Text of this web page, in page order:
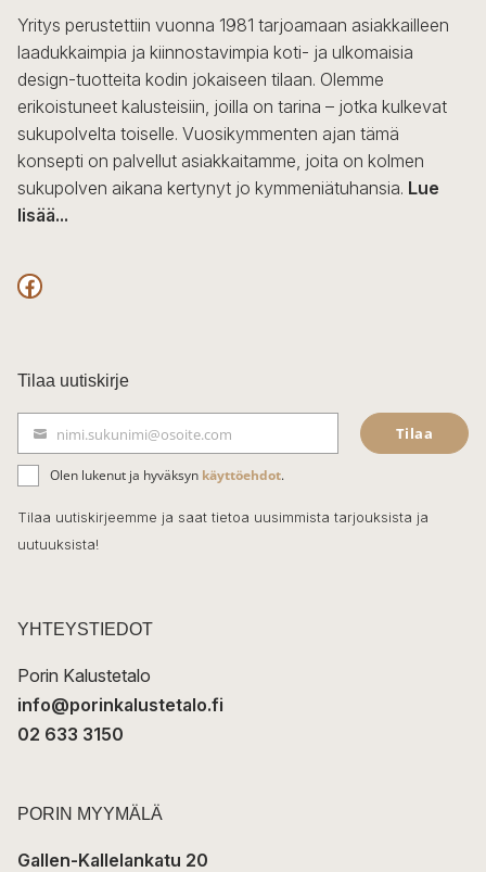
Yritys perustettiin vuonna 1981 tarjoamaan asiakkailleen
laadukkaimpia ja kiinnostavimpia koti- ja ulkomaisia
design-tuotteita kodin jokaiseen tilaan. Olemme
erikoistuneet kalusteisiin, joilla on tarina – jotka kulkevat
sukupolvelta toiselle. Vuosikymmenten ajan tämä
konsepti on palvellut asiakkaitamme, joita on kolmen
sukupolven aikana kertynyt jo kymmeniätuhansia. Lue
lisää...
F
c
e
b
o
o
k
Tilaa uutiskirje
ä
h
k
t
nimi.sukunimi@osoite.com Tilaa
Olen lukenut ja hyväksyn käyttöehdot.
Tilaa uutiskirjeemme ja saat tietoa uusimmista tarjouksista ja
uutuuksista!
YHTEYSTIEDOT
Porin Kalustetalo
info@porinkalustetalo.fi
02 633 3150
PORIN MYYMÄLÄ
Gallen-Kallelankatu 20